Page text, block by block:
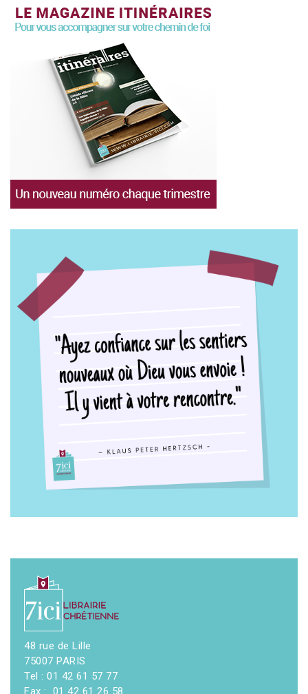
48 rue de Lille
75007 PARIS
Tel : 01 42 61 57 77
Fax : 01 42 61 26 58